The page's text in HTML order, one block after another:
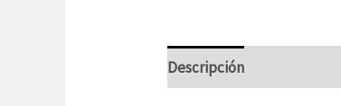
Descripción